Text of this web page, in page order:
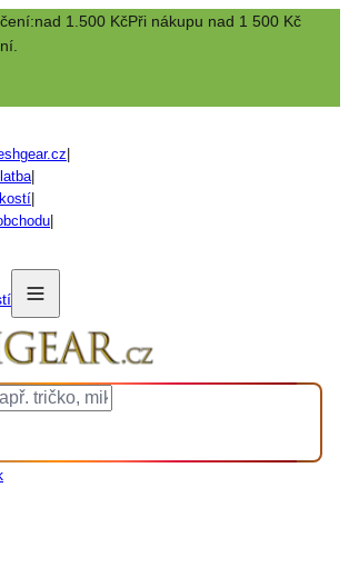
nad 1.500 KčPři nákupu nad 1 500 Kč
|